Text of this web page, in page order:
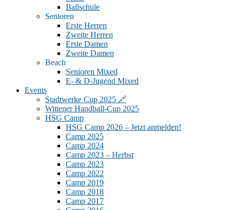
Ballschule
Senioren
Erste Herren
Zweite Herren
Erste Damen
Zweite Damen
Beach
Senioren Mixed
E- & D-Jugend Mixed
Events
Stadtwerke Cup 2025 🔗
Wittener Handball-Cup 2025
HSG Camp
HSG Camp 2026 – Jetzt anmelden!
Camp 2025
Camp 2024
Camp 2023 – Herbst
Camp 2023
Camp 2022
Camp 2019
Camp 2018
Camp 2017